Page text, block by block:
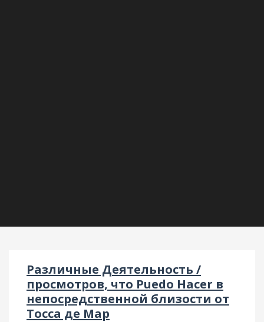
Различные Деятельность /
просмотров, что Puedo Hacer в
непосредственной близости от
Тосса де Мар